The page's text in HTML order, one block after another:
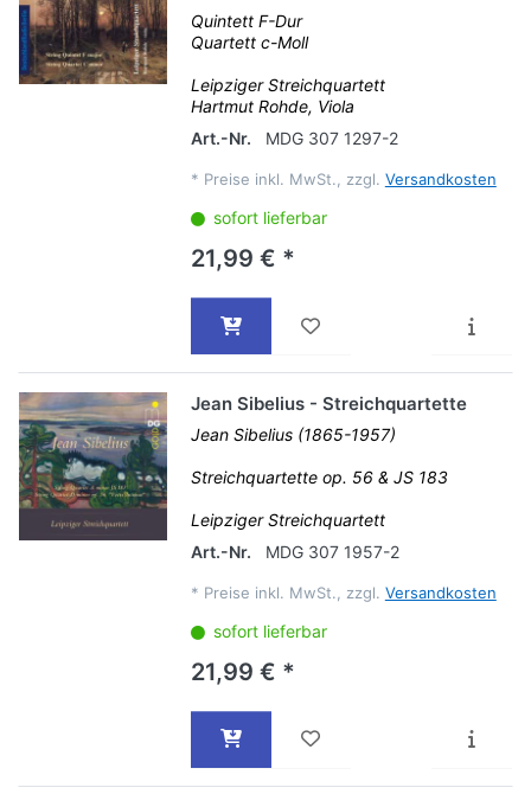
Quintett F-Dur
Quartett c-Moll
Leipziger Streichquartett
Hartmut Rohde, Viola
Art.-Nr.
MDG 307 1297-2
* Preise inkl. MwSt., zzgl. Versandkosten
sofort lieferbar
21,99 € *
Jean Sibelius - Streichquartette
Jean Sibelius (1865-1957)
Streichquartette op. 56 & JS 183
Leipziger Streichquartett
Art.-Nr.
MDG 307 1957-2
* Preise inkl. MwSt., zzgl. Versandkosten
sofort lieferbar
21,99 € *